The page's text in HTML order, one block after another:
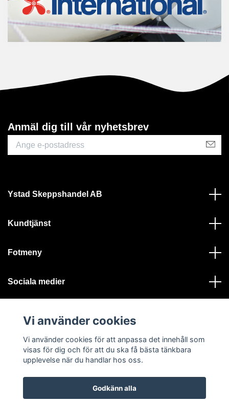
Anmäl dig till vår nyhetsbrev
Ystad Skeppshandel AB
Kundtjänst
Fotmeny
Sociala medier
© 2026 Ystad Skeppshandel - Alla rättigheter reserverade
Vi använder cookies
Vi använder cookies för att anpassa det innehåll som
visas för dig och för att du ska få bästa tänkbara
upplevelse när du handlar hos oss.
Godkänn alla